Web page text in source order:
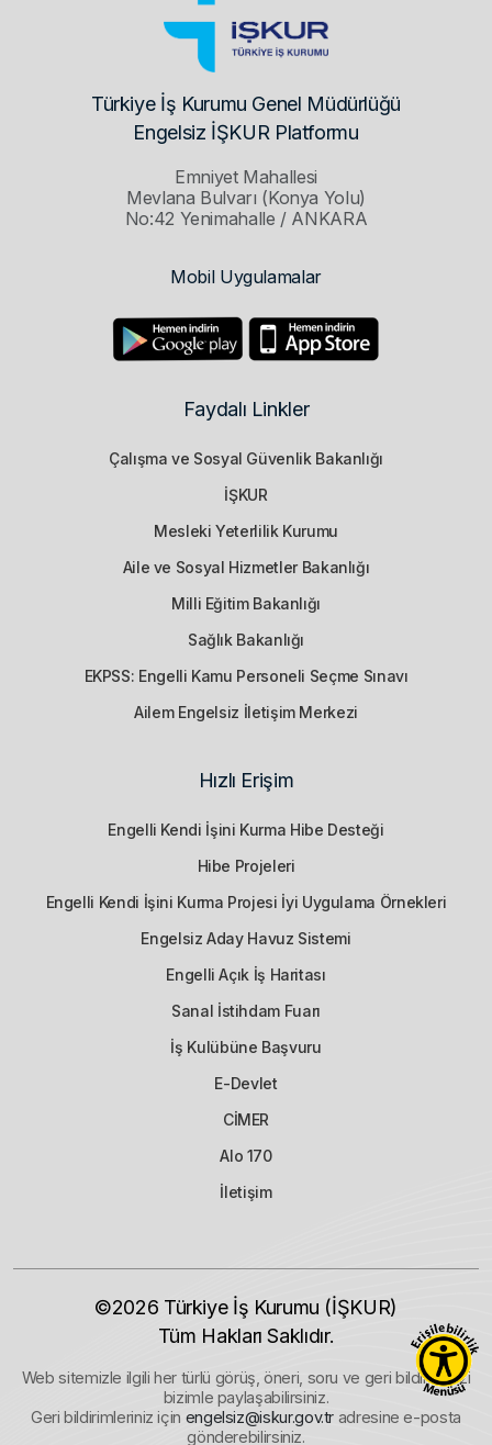
Türkiye İş Kurumu Genel Müdürlüğü
Engelsiz İŞKUR Platformu
Emniyet Mahallesi
Mevlana Bulvarı (Konya Yolu)
No:42 Yenimahalle / ANKARA
Mobil Uygulamalar
Faydalı Linkler
Çalışma ve Sosyal Güvenlik Bakanlığı
İŞKUR
Mesleki Yeterlilik Kurumu
Aile ve Sosyal Hizmetler Bakanlığı
Milli Eğitim Bakanlığı
Sağlık Bakanlığı
EKPSS: Engelli Kamu Personeli Seçme Sınavı
Ailem Engelsiz İletişim Merkezi
Hızlı Erişim
Engelli Kendi İşini Kurma Hibe Desteği
Hibe Projeleri
Engelli Kendi İşini Kurma Projesi İyi Uygulama Örnekleri
Engelsiz Aday Havuz Sistemi
Engelli Açık İş Haritası
Sanal İstihdam Fuarı
İş Kulübüne Başvuru
E-Devlet
CİMER
Alo 170
İletişim
©2026 Türkiye İş Kurumu (İŞKUR)
Tüm Hakları Saklıdır.
Web sitemizle ilgili her türlü görüş, öneri, soru ve geri bildiriminizi
bizimle paylaşabilirsiniz.
Geri bildirimleriniz için engelsiz@iskur.gov.tr adresine e-posta
gönderebilirsiniz.